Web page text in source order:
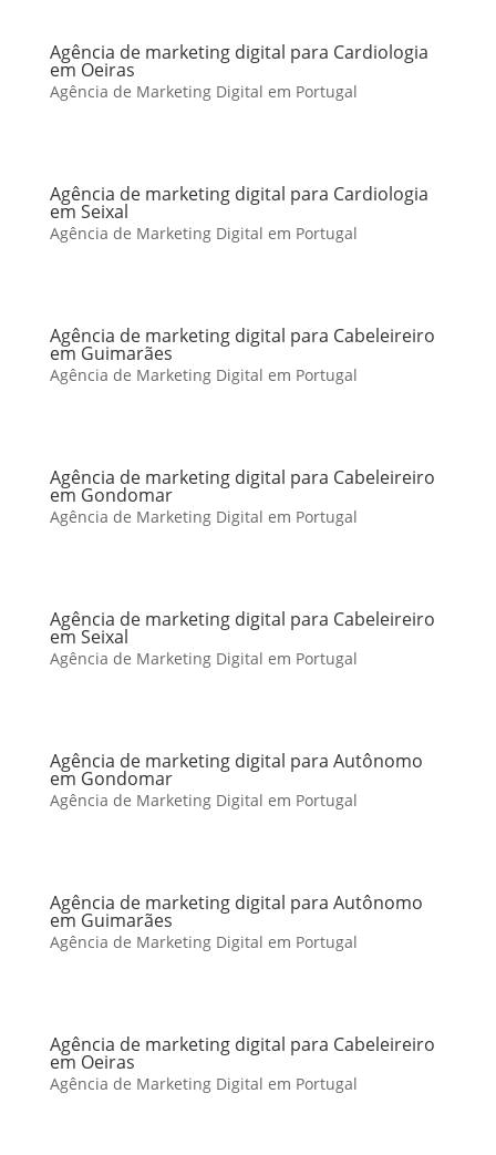
Agência de marketing digital para Cardiologia
em Oeiras
Agência de Marketing Digital em Portugal
Agência de marketing digital para Cardiologia
em Seixal
Agência de Marketing Digital em Portugal
Agência de marketing digital para Cabeleireiro
em Guimarães
Agência de Marketing Digital em Portugal
Agência de marketing digital para Cabeleireiro
em Gondomar
Agência de Marketing Digital em Portugal
Agência de marketing digital para Cabeleireiro
em Seixal
Agência de Marketing Digital em Portugal
Agência de marketing digital para Autônomo
em Gondomar
Agência de Marketing Digital em Portugal
Agência de marketing digital para Autônomo
em Guimarães
Agência de Marketing Digital em Portugal
Agência de marketing digital para Cabeleireiro
em Oeiras
Agência de Marketing Digital em Portugal